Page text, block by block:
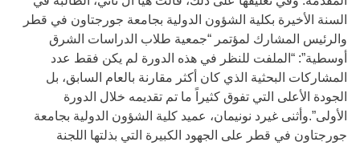
السنة الأخيرة بكلية الشؤون الدولية بجامعة جورجتاون في قطر
والرئيس المشارك لمؤتمر “جمعية طلاب الدراسات الشرق
أوسطية”: “الملفت للنظر في هذه الدورة لم يكن فقط عدد
المشاركات البحثية الذي كان أكثر مقارنة بالعام السابق، بل
الجودة الأعلى التي تفوق كثيراً ما تم تقديمه خلال الدورة
الأولى”.وأثنى غيرد نونيمان، عميد كلية الشؤون الدولية بجامعة
جورجتاون في قطر على الجهود الكبيرة التي بذلتها اللجنة